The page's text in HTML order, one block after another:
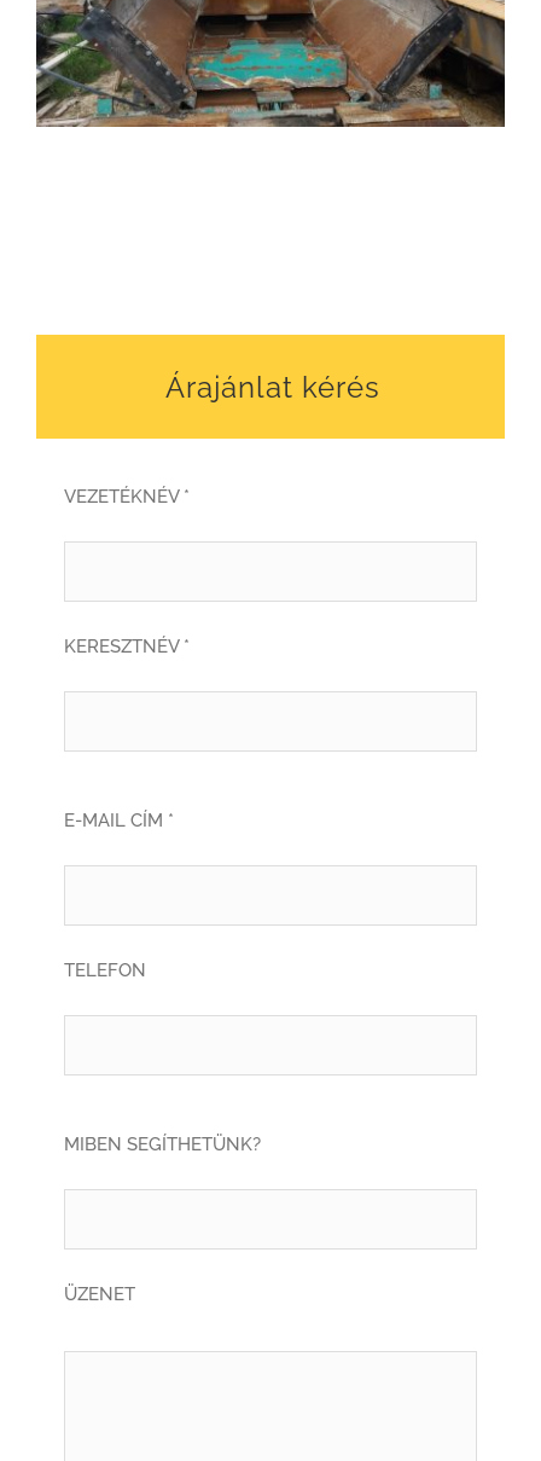
Árajánlat kérés
VEZETÉKNÉV *
KERESZTNÉV *
E-MAIL CÍM *
TELEFON
MIBEN SEGÍTHETÜNK?
ÜZENET